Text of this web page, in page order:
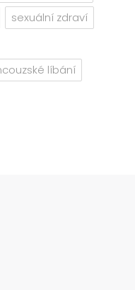
sexuální zdraví
líbání